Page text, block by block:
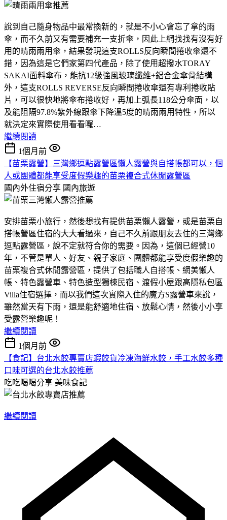
說到自己隨身物品中最常換新的，就是不小心會忘了拿的雨
傘，而不久前又有需要補充一支折傘，因此上網找找有沒有好
用的晴雨兩用傘，結果發現這支ROLLS反向瞬間捲收傘還不
錯，因為這是它們家第四代產品，除了使用超撥水TORAY
SAKAI面料傘布，能抗12級強風玻璃纖維+鋁合金傘骨結構
外，這支ROLLS REVERSE反向瞬間捲收傘還有專利捲收貼
片，可以很快地將傘布捲收好，再加上弧長118公分傘面，以
及能阻隔97.8%紫外線跟傘下降溫5度的晴雨兩用特性，所以
就決定來實際使用看看囉…
繼續閱讀
1個月前
【苗栗露營】三灣鄉逗點露營區懶人露營與自搭帳都可以，個
人或團體都能享受度假樂趣的苗栗複合式休閒露營區
國內外住宿分享 國內旅遊
安排苗栗小旅行，然後想找有提供苗栗懶人露營，或是苗栗自
搭帳營區住宿的大大看過來，自己不久前跟朋友去住的三灣鄉
逗點露營區，說不定就符合你的需要。因為，這個已經營10
年，不管是單人、好友、親子家庭、團體都能享受度假樂趣的
苗栗複合式休閒露營區，提供了包括職人自搭帳、網美懶人
帳、特色露營車、特色造型獨棟民宿、渡假小屋跟高隱私包區
Villa住宿選擇，而以我們這次實際入住的魔方S露營車來說，
雖然當天有下雨，還是能舒適地住宿、放鬆心情，然後小小享
受露營樂趣呢！
繼續閱讀
1個月前
【食記】台北水餃專賣店蝦餃貨冷凍海鮮水餃，手工水餃多種
口味可選的台北水餃推薦
吃吃喝喝分享 美味食記
繼續閱讀